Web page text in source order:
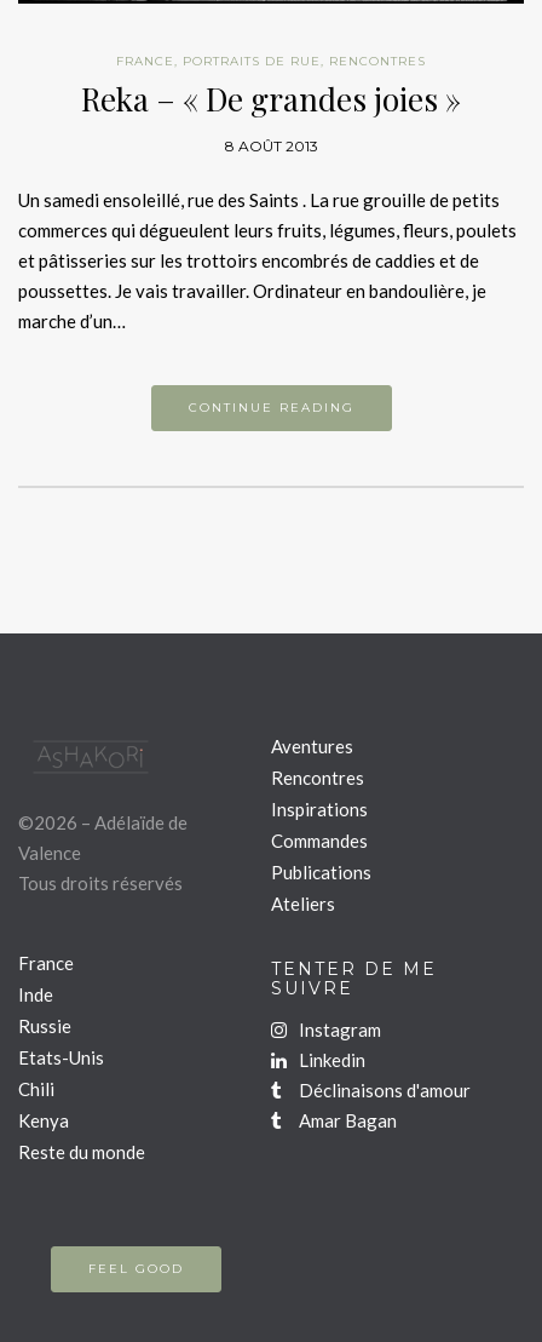
FRANCE, PORTRAITS DE RUE, RENCONTRES
Reka – « De grandes joies »
8 AOÛT 2013
Un samedi ensoleillé, rue des Saints . La rue grouille de petits
commerces qui dégueulent leurs fruits, légumes, fleurs, poulets
et pâtisseries sur les trottoirs encombrés de caddies et de
poussettes. Je vais travailler. Ordinateur en bandoulière, je
marche d’un…
CONTINUE READING
©2026 – Adélaïde de
Valence
Tous droits réservés
Aventures
Rencontres
Inspirations
Commandes
Publications
Ateliers
France
Inde
Russie
Etats-Unis
Chili
Kenya
Reste du monde
TENTER DE ME
SUIVRE
Instagram
Linkedin
Déclinaisons d'amour
Amar Bagan
FEEL GOOD